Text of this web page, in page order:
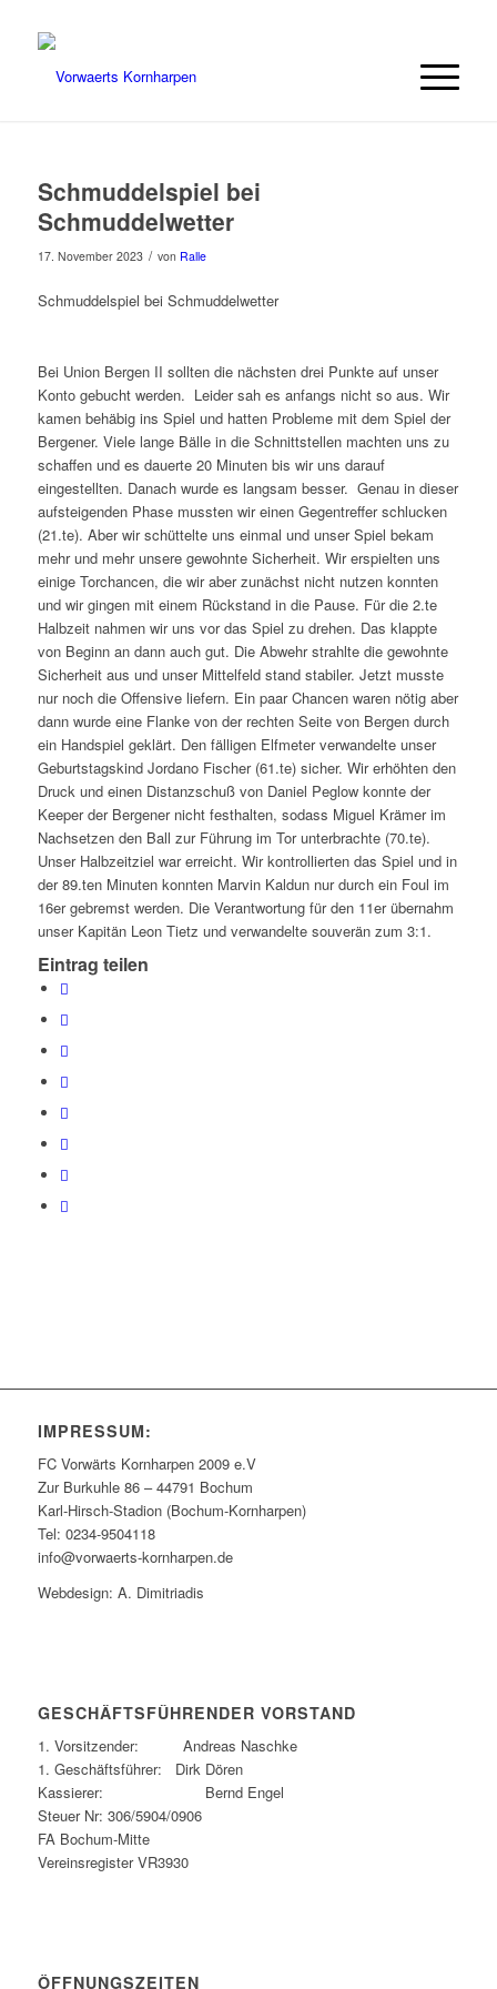
Schmuddelspiel bei
Schmuddelwetter
17. November 2023 / von Ralle
Schmuddelspiel bei Schmuddelwetter
Bei Union Bergen II sollten die nächsten drei Punkte auf unser
Konto gebucht werden. Leider sah es anfangs nicht so aus. Wir
kamen behäbig ins Spiel und hatten Probleme mit dem Spiel der
Bergener. Viele lange Bälle in die Schnittstellen machten uns zu
schaffen und es dauerte 20 Minuten bis wir uns darauf
eingestellten. Danach wurde es langsam besser. Genau in dieser
aufsteigenden Phase mussten wir einen Gegentreffer schlucken
(21.te). Aber wir schüttelte uns einmal und unser Spiel bekam
mehr und mehr unsere gewohnte Sicherheit. Wir erspielten uns
einige Torchancen, die wir aber zunächst nicht nutzen konnten
und wir gingen mit einem Rückstand in die Pause. Für die 2.te
Halbzeit nahmen wir uns vor das Spiel zu drehen. Das klappte
von Beginn an dann auch gut. Die Abwehr strahlte die gewohnte
Sicherheit aus und unser Mittelfeld stand stabiler. Jetzt musste
nur noch die Offensive liefern. Ein paar Chancen waren nötig aber
dann wurde eine Flanke von der rechten Seite von Bergen durch
ein Handspiel geklärt. Den fälligen Elfmeter verwandelte unser
Geburtstagskind Jordano Fischer (61.te) sicher. Wir erhöhten den
Druck und einen Distanzschuß von Daniel Peglow konnte der
Keeper der Bergener nicht festhalten, sodass Miguel Krämer im
Nachsetzen den Ball zur Führung im Tor unterbrachte (70.te).
Unser Halbzeitziel war erreicht. Wir kontrollierten das Spiel und in
der 89.ten Minuten konnten Marvin Kaldun nur durch ein Foul im
16er gebremst werden. Die Verantwortung für den 11er übernahm
unser Kapitän Leon Tietz und verwandelte souverän zum 3:1.
Eintrag teilen
IMPRESSUM:
FC Vorwärts Kornharpen 2009 e.V
Zur Burkuhle 86 – 44791 Bochum
Karl-Hirsch-Stadion (Bochum-Kornharpen)
Tel: 0234-9504118
info@vorwaerts-kornharpen.de
Webdesign: A. Dimitriadis
GESCHÄFTSFÜHRENDER VORSTAND
1. Vorsitzender: Andreas Naschke
1. Geschäftsführer: Dirk Dören
Kassierer: Bernd Engel
Steuer Nr: 306/5904/0906
FA Bochum-Mitte
Vereinsregister VR3930
ÖFFNUNGSZEITEN